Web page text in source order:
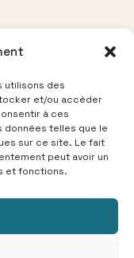
utilisons des
et/ou accéder
à ces
telles que le
sur ce site. Le fait
peut avoir un
et fonctions.